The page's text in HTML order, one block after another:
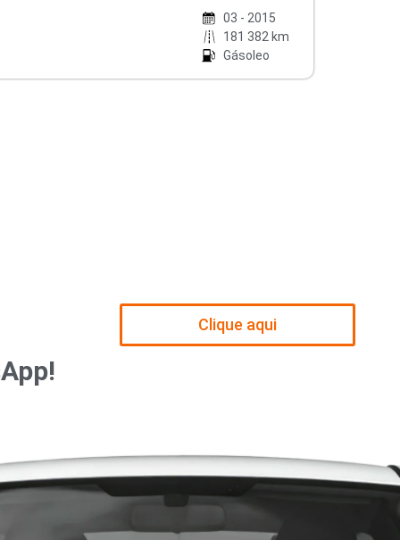
03 - 2015
181 382 km
Gásoleo
Clique aqui